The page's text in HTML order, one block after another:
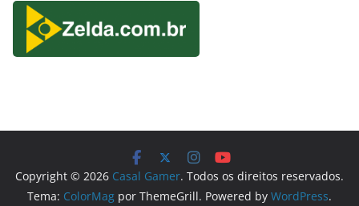
Copyright © 2026 Casal Gamer. Todos os direitos reservados.
Tema: ColorMag por ThemeGrill. Powered by WordPress.